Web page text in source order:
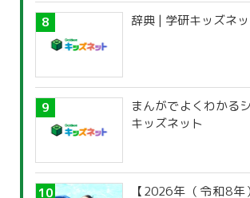
辞典 | 学研キッズネ
まんがでよくわかる
キッズネット
【2026年（令和8